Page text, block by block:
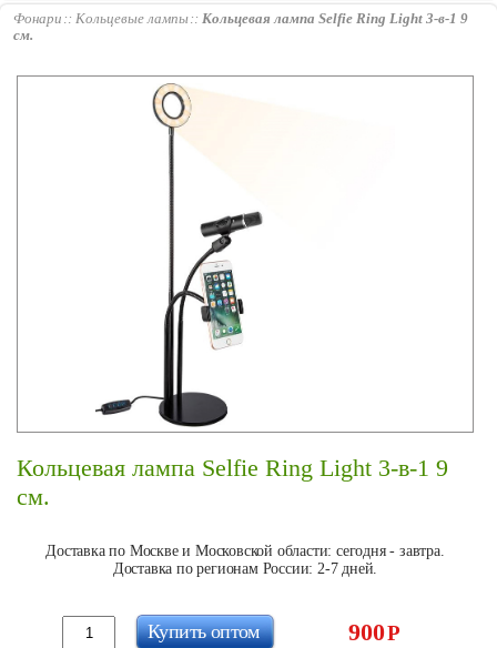
Фонари Кольцевые лампы
Кольцевая лампа Selfie Ring Light 3-в-1 9
см.
Кольцевая лампа Selfie Ring Light 3-в-1 9
см.
Доставка по Москве и Московской области: сегодня - завтра.
Доставка по регионам России: 2-7 дней.
900Р
Купить оптом